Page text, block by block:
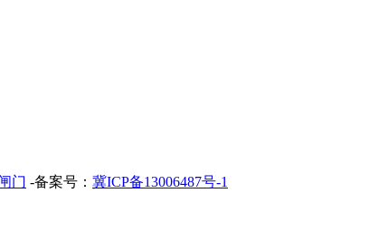
门 -备案号： 冀ICP备13006487号-1